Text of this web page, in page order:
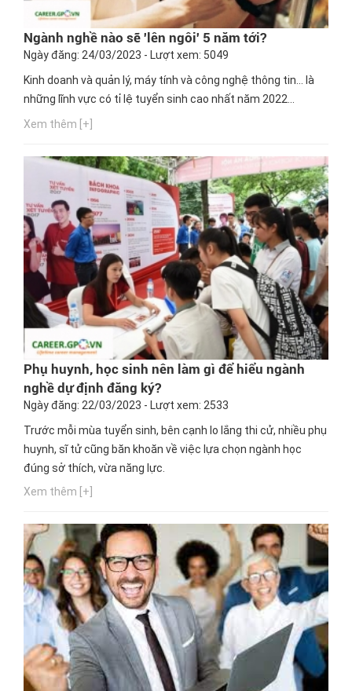
Ngành nghề nào sẽ 'lên ngôi' 5 năm tới?
Ngày đăng: 24/03/2023 - Lượt xem: 5049
Kinh doanh và quản lý, máy tính và công nghệ thông tin… là
những lĩnh vực có tỉ lệ tuyển sinh cao nhất năm 2022...
Xem thêm [+]
Phụ huynh, học sinh nên làm gì để hiểu ngành
nghề dự định đăng ký?
Ngày đăng: 22/03/2023 - Lượt xem: 2533
Trước mỗi mùa tuyển sinh, bên cạnh lo lắng thi cử, nhiều phụ
huynh, sĩ tử cũng băn khoăn về việc lựa chọn ngành học
đúng sở thích, vừa năng lực.
Xem thêm [+]